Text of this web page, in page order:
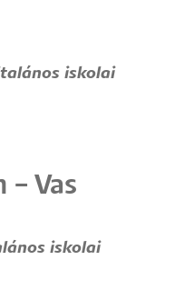
iskolai
– Vas
iskolai